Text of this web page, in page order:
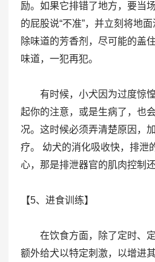
励。如果它排错了地方，要当
的屁股说“不准”，并立刻将地
除味道的芳香剂，尽可能的盖
味道，一犯再犯。
有时候，小犬因为过度惊惶
起你的注意，或是生病了，也
况。这时候必须弄清楚原因，
疗。 幼犬的消化吸收快，排泄
心，那是排泄器官的肌肉控制
【5、进食训练】
在饮食方面，除了定时、定
额外给犬以特定刺激，以增进